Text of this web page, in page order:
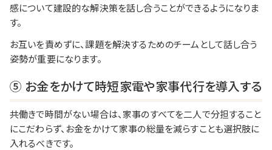
感について建設的な解決策を話し合うことができるようになりま
す。
お互いを責めずに、課題を解決するためのチームとして話し合う
姿勢が重要になります。
⑤ お金をかけて時短家電や家事代行を導入する
共働きで時間がない場合は、家事のすべてを二人で分担すること
にこだわらず、お金をかけて家事の総量を減らすことも選択肢に
入れるべきです。